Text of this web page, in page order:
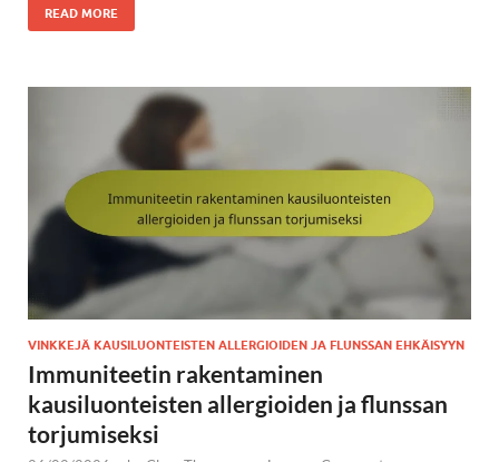
READ MORE
VINKKEJÄ KAUSILUONTEISTEN ALLERGIOIDEN JA FLUNSSAN EHKÄISYYN
Immuniteetin rakentaminen
kausiluonteisten allergioiden ja flunssan
torjumiseksi